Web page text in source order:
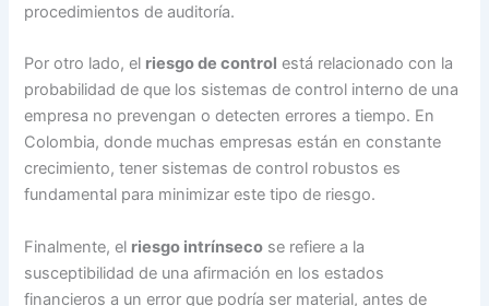
procedimientos de auditoría.
Por otro lado, el riesgo de control está relacionado con la
probabilidad de que los sistemas de control interno de una
empresa no prevengan o detecten errores a tiempo. En
Colombia, donde muchas empresas están en constante
crecimiento, tener sistemas de control robustos es
fundamental para minimizar este tipo de riesgo.
Finalmente, el riesgo intrínseco se refiere a la
susceptibilidad de una afirmación en los estados
financieros a un error que podría ser material, antes de